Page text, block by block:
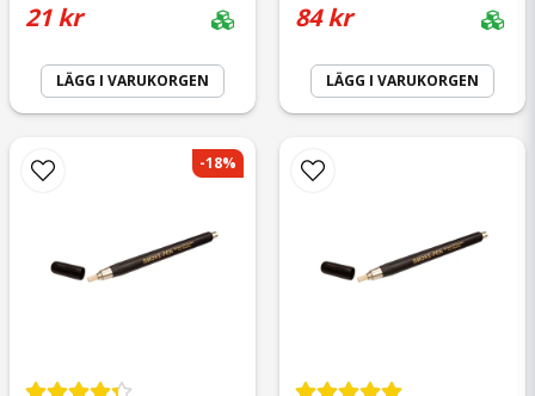
Ja, ni får publicera min fråga
Skicka fråga
21 kr
LÄGG I VARUKORGEN
84 kr
LÄGG I VARUKORGEN
-18%